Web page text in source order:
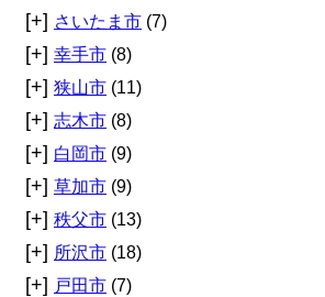
[+] さいたま市 (7)
[+] 幸手市 (8)
[+] 狭山市 (11)
[+] 志木市 (8)
[+] 白岡市 (9)
[+] 草加市 (9)
[+] 秩父市 (13)
[+] 所沢市 (18)
[+] 戸田市 (7)